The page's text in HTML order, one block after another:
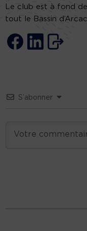
Le club est à fond
tout le Bassin
S’abonner